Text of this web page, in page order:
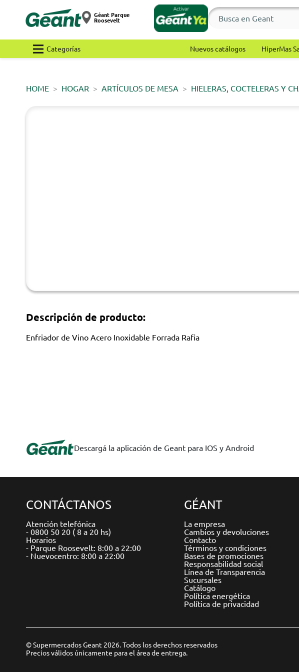
Géant Parque
Roosevelt
Categorías Nuevos catálogos HiperMas
HOME HOGAR ARTÍCULOS DE MESA HIELERAS, COCTELERAS Y
Descripción de producto:
Enfriador de Vino Acero Inoxidable Forrada Rafia
Descargá la aplicación de Geant para IOS y Android
CONTÁCTANOS
Atención telefónica
- 0800 50 20 ( 8 a 20 hs)
Horarios
- Parque Roosevelt: 8:00 a 22:00
- Nuevocentro: 8:00 a 22:00
GÉANT
La empresa
Cambios y devoluciones
Contacto
Términos y condiciones
Bases de promociones
Responsabilidad social
Línea de Transparencia
Sucursales
Catálogo
Política energética
Política de privacidad
© Supermercados Geant 2026. Todos los derechos reservados
Precios válidos únicamente para el área de entrega.